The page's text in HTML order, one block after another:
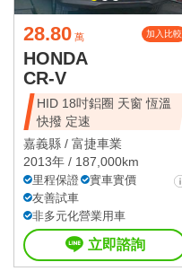
28.80 萬 加入比較
HONDA
CR-V
HID 18吋鋁圈 天窗 恆溫
快撥 定速
嘉義縣 / 富捷車業
2013年 / 187,000km
里程保證
實車實價
友善試車
非多元化營業用車
立即諮詢